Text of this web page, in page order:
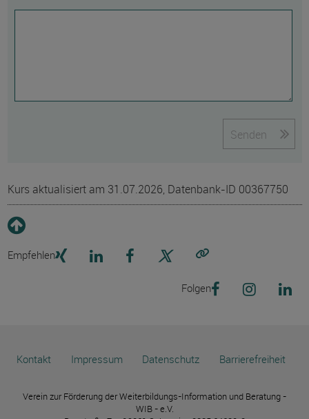
Senden
Kurs aktualisiert am 31.07.2026, Datenbank-ID 00367750
Empfehlen
Folgen
Kontakt Impressum Datenschutz Barrierefreiheit
Verein zur Förderung der Weiterbildungs-Information und Beratung -
WIB - e.V.